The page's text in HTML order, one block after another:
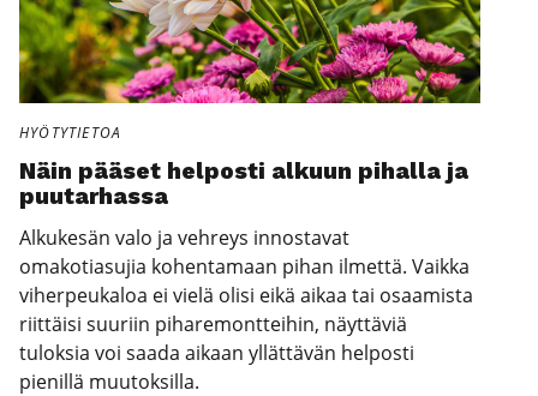
HYÖTYTIETOA
Näin pää­set hel­pos­ti alkuun pihal­la ja
puu­tar­has­sa
Alkukesän valo ja vehreys innostavat
omakotiasujia kohentamaan pihan ilmettä. Vaikka
viherpeukaloa ei vielä olisi eikä aikaa tai osaamista
riittäisi suuriin piharemontteihin, näyttäviä
tuloksia voi saada aikaan yllättävän helposti
pienillä muutoksilla.